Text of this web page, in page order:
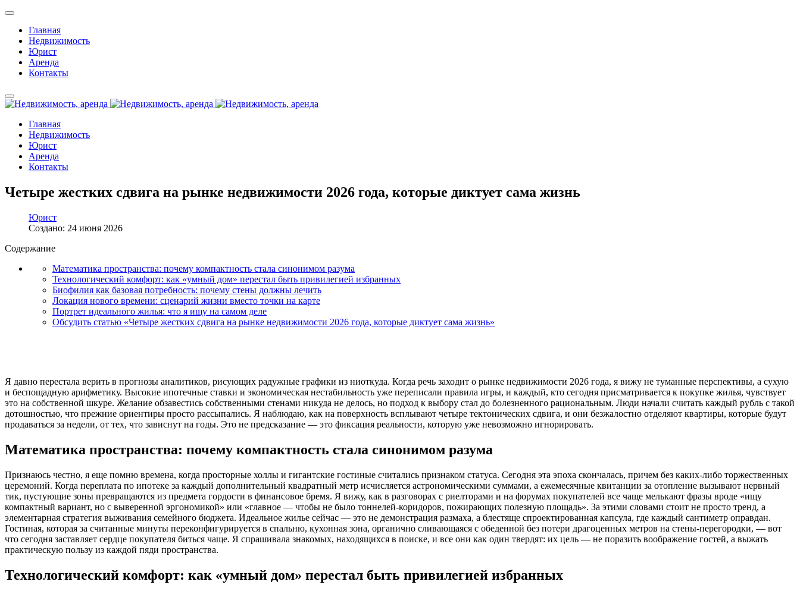
Главная
Недвижимость
Юрист
Аренда
Контакты
Главная
Недвижимость
Юрист
Аренда
Контакты
Четыре жестких сдвига на рынке недвижимости 2026 года, которые диктует сама жизнь
Юрист
Создано: 24 июня 2026
Содержание
Математика пространства: почему компактность стала синонимом разума
Технологический комфорт: как «умный дом» перестал быть привилегией избранных
Биофилия как базовая потребность: почему стены должны лечить
Локация нового времени: сценарий жизни вместо точки на карте
Портрет идеального жилья: что я ищу на самом деле
Обсудить статью «Четыре жестких сдвига на рынке недвижимости 2026 года, которые диктует сама жизнь»
Я давно перестала верить в прогнозы аналитиков, рисующих радужные графики из ниоткуда. Когда речь заходит о рынке недвижимости 2026 года, я вижу не туманные перспективы, а сухую
и беспощадную арифметику. Высокие ипотечные ставки и экономическая нестабильность уже переписали правила игры, и каждый, кто сегодня присматривается к покупке жилья, чувствует
это на собственной шкуре. Желание обзавестись собственными стенами никуда не делось, но подход к выбору стал до болезненного рациональным. Люди начали считать каждый рубль с такой
дотошностью, что прежние ориентиры просто рассыпались. Я наблюдаю, как на поверхность всплывают четыре тектонических сдвига, и они безжалостно отделяют квартиры, которые будут
продаваться за недели, от тех, что зависнут на годы. Это не предсказание — это фиксация реальности, которую уже невозможно игнорировать.
Математика пространства: почему компактность стала синонимом разума
Признаюсь честно, я еще помню времена, когда просторные холлы и гигантские гостиные считались признаком статуса. Сегодня эта эпоха скончалась, причем без каких-либо торжественных
церемоний. Когда переплата по ипотеке за каждый дополнительный квадратный метр исчисляется астрономическими суммами, а ежемесячные квитанции за отопление вызывают нервный
тик, пустующие зоны превращаются из предмета гордости в финансовое бремя. Я вижу, как в разговорах с риелторами и на форумах покупателей все чаще мелькают фразы вроде «ищу
компактный вариант, но с выверенной эргономикой» или «главное — чтобы не было тоннелей-коридоров, пожирающих полезную площадь». За этими словами стоит не просто тренд, а
элементарная стратегия выживания семейного бюджета. Идеальное жилье сейчас — это не демонстрация размаха, а блестяще спроектированная капсула, где каждый сантиметр оправдан.
Гостиная, которая за считанные минуты переконфигурируется в спальню, кухонная зона, органично сливающаяся с обеденной без потери драгоценных метров на стены-перегородки, — вот
что сегодня заставляет сердце покупателя биться чаще. Я спрашивала знакомых, находящихся в поиске, и все они как один твердят: их цель — не поразить воображение гостей, а выжать
практическую пользу из каждой пяди пространства.
Технологический комфорт: как «умный дом» перестал быть привилегией избранных